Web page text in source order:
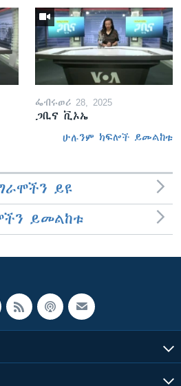
ፌብሩወሪ 28, 2025
ጋቢና ቪኦኤ
ሁሉንም ክፍሎች ይመልከቱ
ይዩ
ይመልከቱ